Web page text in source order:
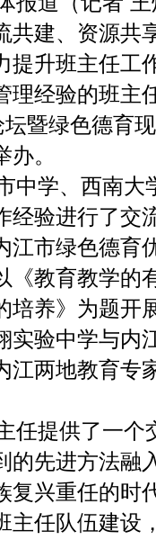
共建、资源共
提升班主任工
理经验的班主
坛暨绿色德育
。
中学、西南大
经验进行了交
江市绿色德育
《教育教学
培养》为题开
实验中学与内
江两地教育专
任提供了一个
的先进方法融
复兴重任的时
主任队伍建设